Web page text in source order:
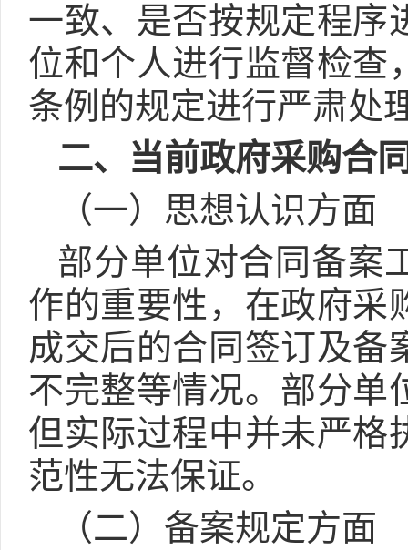
一致、是否按规定程序
位和个人进行监督检查
条例的规定进行严肃处
二、当前政府采购合
（一）思想认识方面
部分单位对合同备案
作的重要性，在政府采
成交后的合同签订及备
不完整等情况。部分单
但实际过程中并未严格
范性无法保证。
（二）备案规定方面